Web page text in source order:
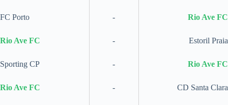
FC Porto - Rio Ave FC
Rio Ave FC - Estoril Praia
Sporting CP - Rio Ave FC
Rio Ave FC - CD Santa Clara